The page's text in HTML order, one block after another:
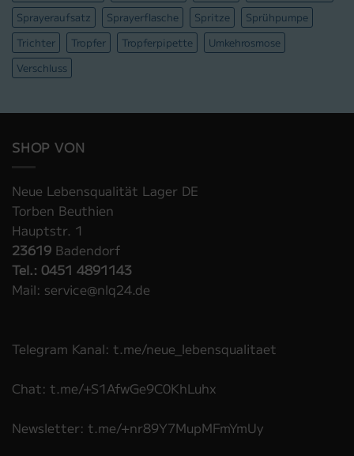
Sprayeraufsatz
Sprayerflasche Spritze
Sprühpumpe
Trichter
Tropfer Tropferpipette
Umkehrosmose
Verschluss
SHOP VON
Neue Lebensqualität Lager DE
Torben Beuthien
Hauptstr. 1
23619 Badendorf
Tel.: 0451 4891143
Mail: service@nlq24.de
Telegram Kanal: t.me/neue_lebensqualitaet
Chat: t.me/+S1AfwGe9C0KhLuhx
Newsletter: t.me/+nr89Y7MupMFmYmUy